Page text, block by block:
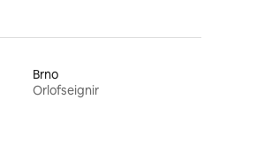
Brno
Orlofseignir